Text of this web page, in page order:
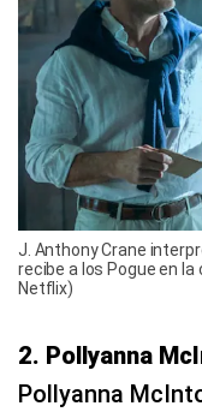
J. Anthony Crane
recibe a los Pogue en
Netflix)
2. Pollyanna
Pollyanna